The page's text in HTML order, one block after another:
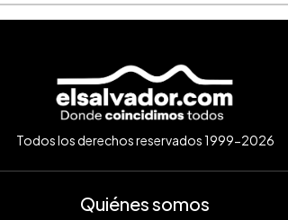
Todos los derechos reservados 1999-2026
Quiénes somos